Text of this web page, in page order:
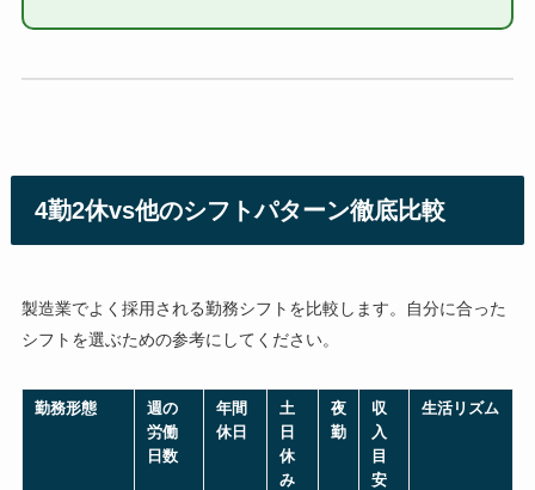
4勤2休vs他のシフトパターン徹底比較
製造業でよく採用される勤務シフトを比較します。自分に合った
シフトを選ぶための参考にしてください。
勤務形態
週の
労働
日数
年間
休日
土
日
休
み
夜
勤
収
入
目
安
生活リズム